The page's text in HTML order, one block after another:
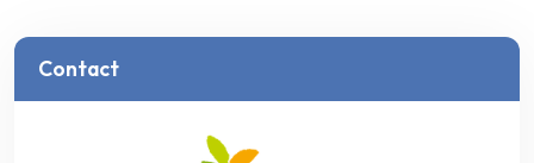
Contact